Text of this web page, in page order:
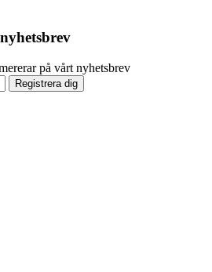
på vårt nyhetsbrev
Registrera dig